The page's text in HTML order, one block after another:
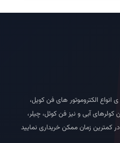
انواع الکتروموتور های فن کویل،
آبی و نیز فن کوئل، چیلر،
کمترین زمان ممکن خریداری نمایید